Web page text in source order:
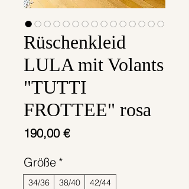
Rüschenkleid
LULA mit Volants
"TUTTI
FROTTEE" rosa
190,00 €Preis
Größe *
34/36 38/40 42/44